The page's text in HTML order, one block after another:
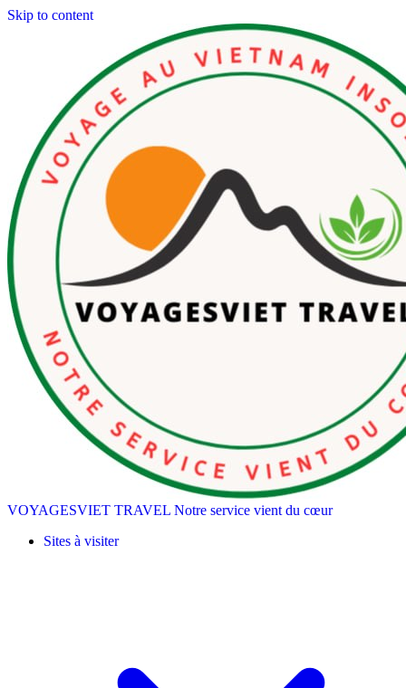
Skip to content
VOYAGESVIET TRAVEL Notre service vient du cœur
Sites à visiter